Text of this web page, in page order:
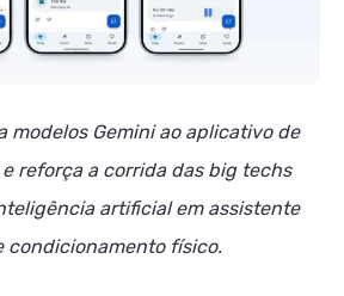
modelos Gemini ao aplicativo de
reforça a corrida das big techs
artificial em assistente
condicionamento físico.